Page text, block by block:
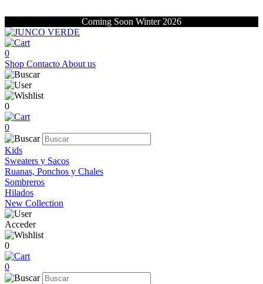
Coming Soon Winter 2026
0
Shop Contacto About us
0
0
Kids
Sweaters y Sacos
Ruanas, Ponchos y Chales
Sombreros
Hilados
New Collection
Acceder
0
0